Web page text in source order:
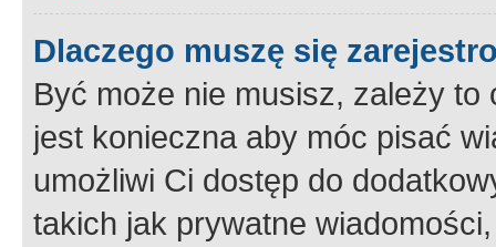
Dlaczego muszę się
Być może nie musisz, zależy
jest konieczna aby móc pisać
umożliwi Ci dostęp do
takich jak prywatne